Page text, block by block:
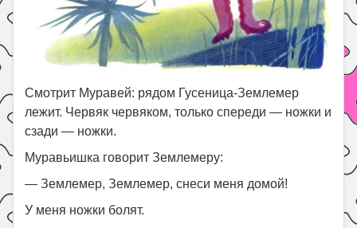
Смотрит Муравей: рядом Гусеница-Землемер
лежит. Червяк червяком, только спереди — ножки и
сзади — ножки.
Муравьишка говорит Землемеру:
— Землемер, Землемер, снеси меня домой!
У меня ножки болят.